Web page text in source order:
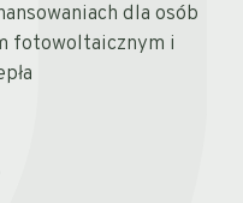
dla osób
fotowoltaicznym i